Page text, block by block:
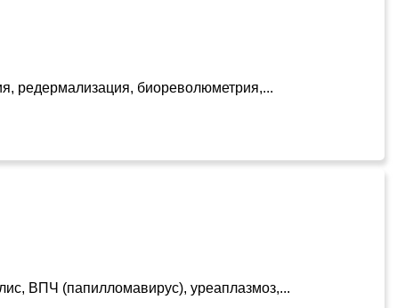
редермализация, биореволюметрия,...
ВПЧ (папилломавирус), уреаплазмоз,...